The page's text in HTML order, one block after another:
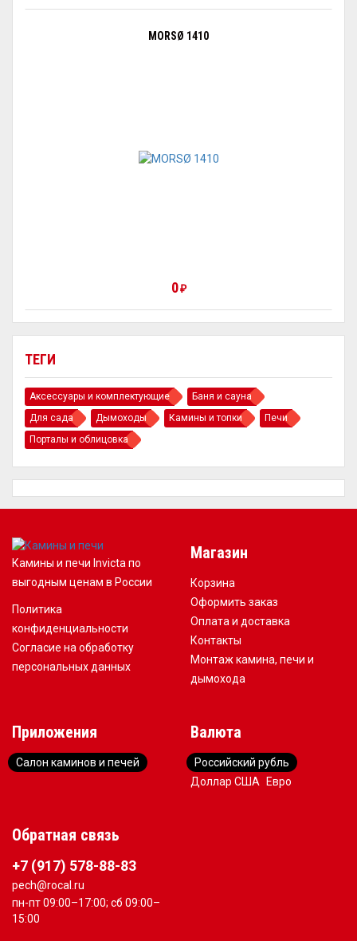
ТЕГИ
Аксессуары и комплектующие
Баня и сауна
Для сада
Дымоходы Камины и топки
Печи
Порталы и облицовка
MORSØ 1410
0₽
Камины и печи Invicta по
выгодным ценам в России
Политика
конфиденциальности
Согласие на обработку
персональных данных
Магазин
Корзина
Оформить заказ
Оплата и доставка
Контакты
Монтаж камина, печи и
дымохода
Приложения
Салон каминов и печей
Валюта
Российский рубль
Доллар США
Евро
Обратная связь
+7 (917) 578-88-83
pech@rocal.ru
пн-пт 09:00–17:00; сб 09:00–
15:00